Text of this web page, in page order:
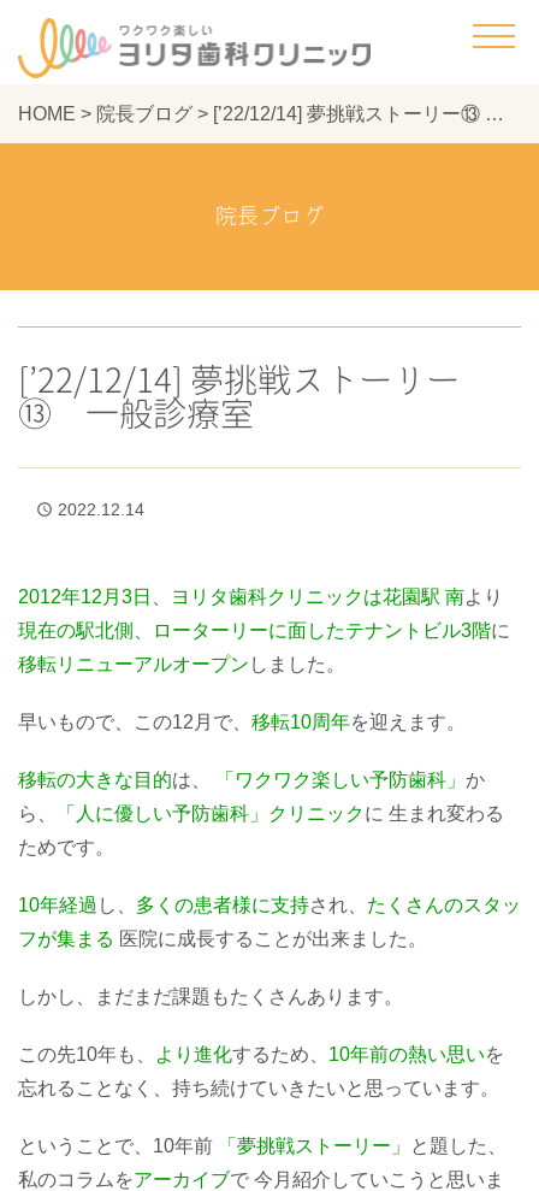
HOME > 院長ブログ > [’22/12/14] 夢挑戦ストーリー⑬ 一般診療室 - ヨリタ歯科クリニック
院長ブログ
[’22/12/14] 夢挑戦ストーリー
⑬ 一般診療室
access_time 2022.12.14
2012年12月3日 ヨリタ歯科クリニックは花園駅 南より
現在の駅北側、ローターリーに面したテナントビル3階に
移転リニューアルオープン しました。
早いもので、この12月で、 移転10周年を迎えます。
移転の大きな目的は、 「ワクワク楽しい予防歯科」 か
ら、
「人に優しい予防歯科」クリニックに 生まれ変わる
ためです。
10年経過 し、 多くの患者様に支持され、 たくさんのスタッ
フが集まる 医院に成長することが出来ました。
しかし、まだまだ課題もたくさんあります。
この先10年も、 より進化するため、 10年前の熱い思いを
忘れることなく、持ち続けていきたいと思っています。
ということで、10年前 「夢挑戦ストーリー」
と題した、
私のコラムをアーカイブで 今月紹介していこうと思いま